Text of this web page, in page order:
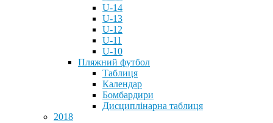
U-14
U-13
U-12
U-11
U-10
Пляжний футбол
Таблиця
Календар
Бомбардири
Дисциплінарна таблиця
2018